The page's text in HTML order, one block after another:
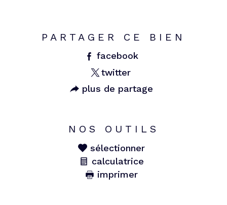
PARTAGER CE BIEN
facebook
twitter
plus de partage
NOS OUTILS
sélectionner
calculatrice
imprimer